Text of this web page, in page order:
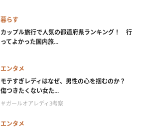
暮らす
カップル旅行で人気の都道府県ランキング！ 行
ってよかった国内旅...
エンタメ
モテすぎレディはなぜ、男性の心を掴むのか？
傷つきたくない女た...
＃ガールオアレディ3考察
エンタメ